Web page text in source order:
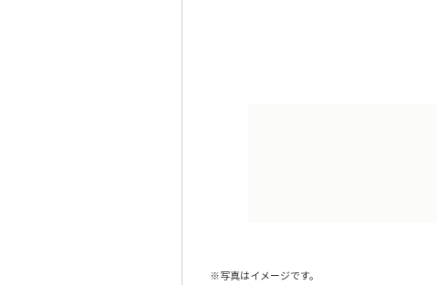
写真はイメージです。